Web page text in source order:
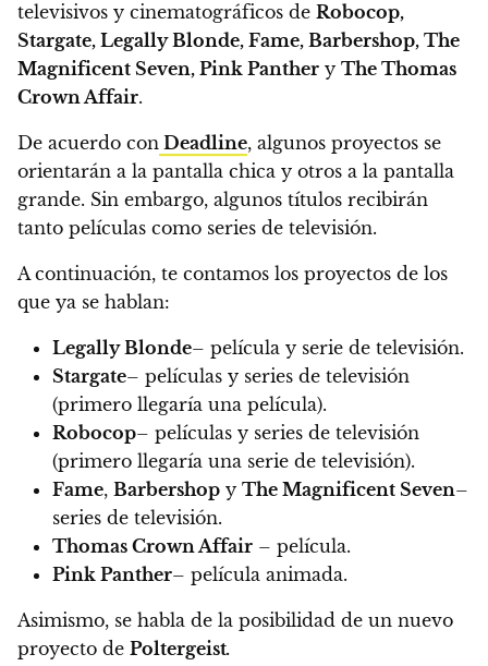
televisivos y cinematográficos de Robocop,
Stargate, Legally Blonde, Fame, Barbershop, The
Magnificent Seven, Pink Panther y The Thomas
Crown Affair.
De acuerdo con Deadline, algunos proyectos se
orientarán a la pantalla chica y otros a la pantalla
grande. Sin embargo, algunos títulos recibirán
tanto películas como series de televisión.
A continuación, te contamos los proyectos de los
que ya se hablan:
Legally Blonde– película y serie de televisión.
Stargate– películas y series de televisión
(primero llegaría una película).
Robocop– películas y series de televisión
(primero llegaría una serie de televisión).
Fame, Barbershop y The Magnificent Seven–
series de televisión.
Thomas Crown Affair – película.
Pink Panther– película animada.
Asimismo, se habla de la posibilidad de un nuevo
proyecto de Poltergeist.